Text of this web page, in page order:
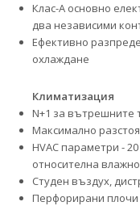
Клас-А основно
два независими
Ефективно
охлаждане
Климатизация
N+1 за вътрешните
Максимално
HVAC параметри -
относителна
Студен въздух,
Перфорирани плочи